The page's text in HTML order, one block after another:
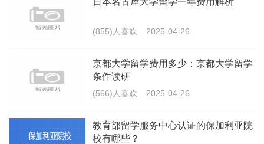
(855)人喜欢 2025-04-26
京都大学留学费用多少：京都大学留学
条件读研
(566)人喜欢 2025-04-26
教育部留学服务中心认证的保加利亚院
校有哪些？